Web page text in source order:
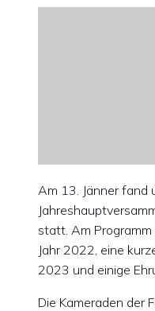
Am 13. Jänner fand
statt. Am
Jahr 2022, eine
2023 und einige
Die Kameraden der